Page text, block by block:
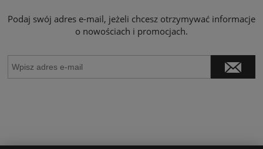
Podaj swój adres e-mail, jeżeli chcesz otrzymywać informacje
o nowościach i promocjach.